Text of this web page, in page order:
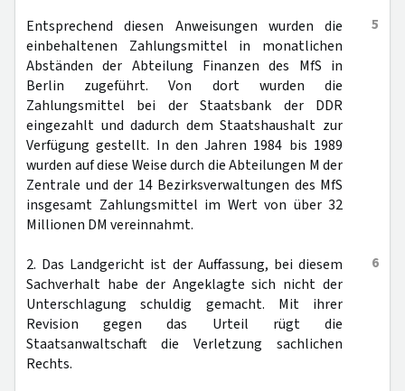
5
Entsprechend diesen Anweisungen wurden die
einbehaltenen Zahlungsmittel in monatlichen
Abständen der Abteilung Finanzen des MfS in
Berlin zugeführt. Von dort wurden die
Zahlungsmittel bei der Staatsbank der DDR
eingezahlt und dadurch dem Staatshaushalt zur
Verfügung gestellt. In den Jahren 1984 bis 1989
wurden auf diese Weise durch die Abteilungen M der
Zentrale und der 14 Bezirksverwaltungen des MfS
insgesamt Zahlungsmittel im Wert von über 32
Millionen DM vereinnahmt.
6
2. Das Landgericht ist der Auffassung, bei diesem
Sachverhalt habe der Angeklagte sich nicht der
Unterschlagung schuldig gemacht. Mit ihrer
Revision gegen das Urteil rügt die
Staatsanwaltschaft die Verletzung sachlichen
Rechts.